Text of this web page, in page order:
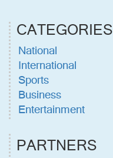
CATEGORIES
National
International
Sports
Business
Entertainment
PARTNERS